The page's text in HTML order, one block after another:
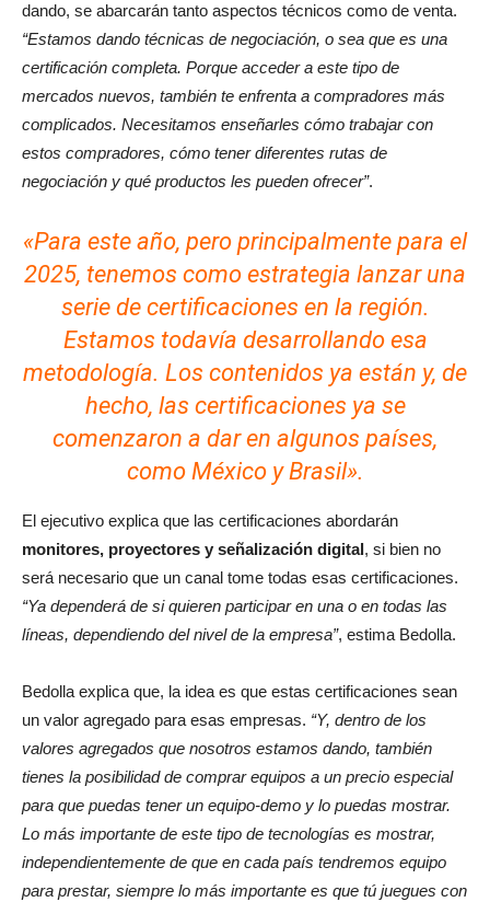
dando, se abarcarán tanto aspectos técnicos como de venta.
“Estamos dando técnicas de negociación, o sea que es una
certificación completa. Porque acceder a este tipo de
mercados nuevos, también te enfrenta a compradores más
complicados. Necesitamos enseñarles cómo trabajar con
estos compradores, cómo tener diferentes rutas de
negociación y qué productos les pueden ofrecer”.
«Para este año, pero principalmente para el
2025, tenemos como estrategia lanzar una
serie de certificaciones en la región.
Estamos todavía desarrollando esa
metodología. Los contenidos ya están y, de
hecho, las certificaciones ya se
comenzaron a dar en algunos países,
como México y Brasil».
El ejecutivo explica que las certificaciones abordarán
monitores, proyectores y señalización digital, si bien no
será necesario que un canal tome todas esas certificaciones.
“Ya dependerá de si quieren participar en una o en todas las
líneas, dependiendo del nivel de la empresa”, estima Bedolla.
Bedolla explica que, la idea es que estas certificaciones sean
un valor agregado para esas empresas. “Y, dentro de los
valores agregados que nosotros estamos dando, también
tienes la posibilidad de comprar equipos a un precio especial
para que puedas tener un equipo-demo y lo puedas mostrar.
Lo más importante de este tipo de tecnologías es mostrar,
independientemente de que en cada país tendremos equipo
para prestar, siempre lo más importante es que tú juegues con